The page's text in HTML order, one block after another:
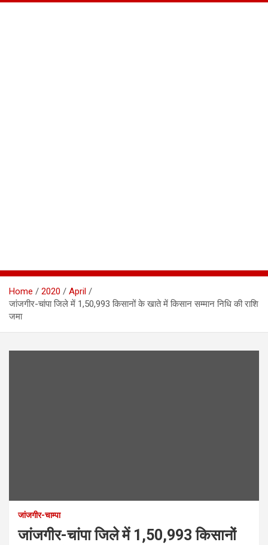
Home 2020
April
जांजगीर-चांपा जिले में 1,50,993 किसानों के खाते में किसान सम्मान निधि की राशि
जमा
जांजगीर-चाम्पा
जांजगीर-चांपा जिले में 1,50,993 किसानों